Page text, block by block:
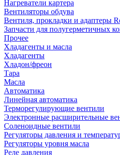
Нагреватели картера
Вентиляторы обдува
Вентиля, прокладки и адаптеры
Запчасти для полугерметичных
Прочее
Хладагенты и масла
Хладагенты
Хладон/фреон
Тара
Масла
Автоматика
Линейная автоматика
Терморегулирующие вентили
Электронные расширительные
Соленоидные вентили
Регуляторы давления и
Регуляторы уровня масла
Реле давления